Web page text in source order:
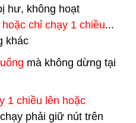
hư, không hoạt
chỉ chạy 1 chiều...
khác
mà không dừng tại
1 chiều lên hoặc
phải giữ nút trên